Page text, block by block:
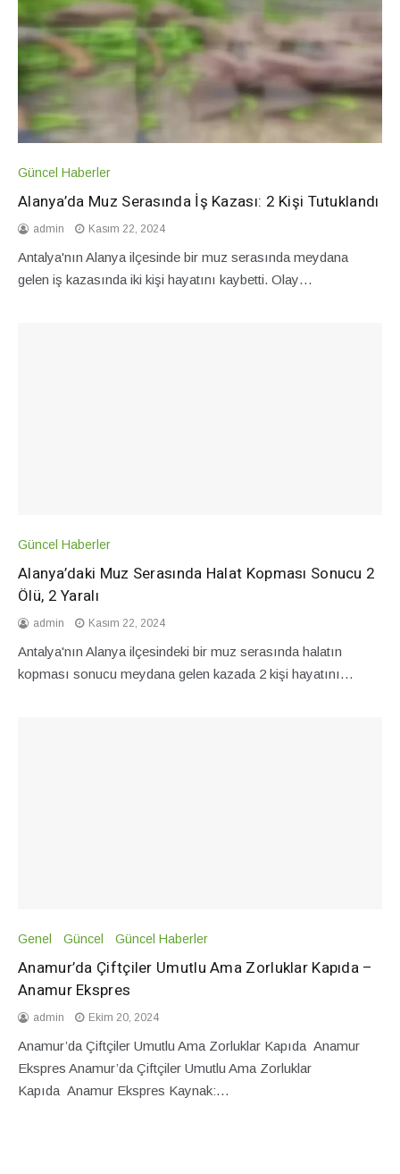
Güncel Haberler
Alanya’da Muz Serasında İş Kazası: 2 Kişi Tutuklandı
admin Kasım 22, 2024
Antalya'nın Alanya ilçesinde bir muz serasında meydana
gelen iş kazasında iki kişi hayatını kaybetti. Olay…
Güncel Haberler
Alanya’daki Muz Serasında Halat Kopması Sonucu 2
Ölü, 2 Yaralı
admin Kasım 22, 2024
Antalya'nın Alanya ilçesindeki bir muz serasında halatın
kopması sonucu meydana gelen kazada 2 kişi hayatını…
Genel Güncel Güncel Haberler
Anamur’da Çiftçiler Umutlu Ama Zorluklar Kapıda –
Anamur Ekspres
admin Ekim 20, 2024
Anamur’da Çiftçiler Umutlu Ama Zorluklar Kapıda Anamur
Ekspres Anamur’da Çiftçiler Umutlu Ama Zorluklar
Kapıda Anamur Ekspres Kaynak:…